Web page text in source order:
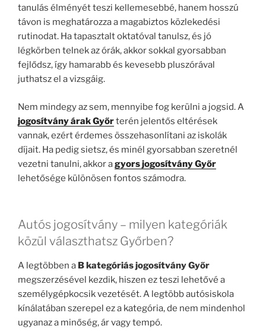
tanulás élményét teszi kellemesebbé, hanem hosszú
távon is meghatározza a magabiztos közlekedési
rutinodat. Ha tapasztalt oktatóval tanulsz, és jó
légkörben telnek az órák, akkor sokkal gyorsabban
fejlődsz, így hamarabb és kevesebb pluszórával
juthatsz el a vizsgáig.
Nem mindegy az sem, mennyibe fog kerülni a jogsid. A
jogosítvány árak Győrterén jelentős eltérések
vannak, ezért érdemes összehasonlítani az iskolák
díjait. Ha pedig sietsz, és minél gyorsabban szeretnél
vezetni tanulni, akkor agyors jogosítvány Győr
lehetősége különösen fontos számodra.
Autós jogosítvány – milyen kategóriák
közül választhatsz Győrben?
A legtöbben a B kategóriás jogosítvány Győr
megszerzésével kezdik, hiszen ez teszi lehetővé a
személygépkocsik vezetését. A legtöbb autósiskola
kínálatában szerepel ez a kategória, de nem mindenhol
ugyanaz a minőség, ár vagy tempó.